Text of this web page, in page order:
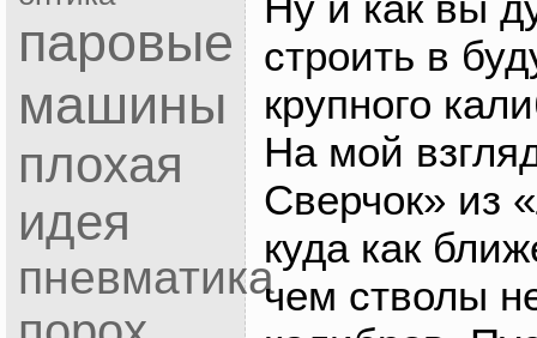
паровые
машины
плохая
идея
пневматика
строить в
крупного
На мой
Сверчок» из
куда как
чем стволы